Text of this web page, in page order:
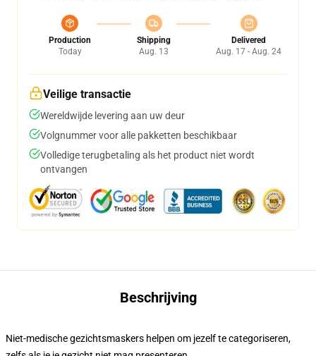
Production
Today
Shipping
Aug. 13
Delivered
Aug. 17 - Aug. 24
Veilige transactie
Wereldwijde levering aan uw deur
Volgnummer voor alle pakketten beschikbaar
Volledige terugbetaling als het product niet wordt
ontvangen
Beschrijving
Niet-medische gezichtsmaskers helpen om jezelf te categoriseren,